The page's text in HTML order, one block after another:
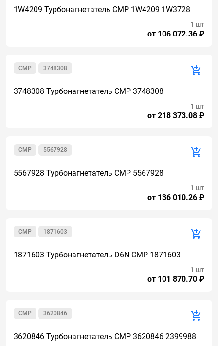
1W4209 Турбонагнетатель CMP 1W4209 1W3728
от 106 072.36 ₽
1 шт
3748308
CMР
3748308 Турбонагнетатель CMP 3748308
от 218 373.08 ₽
1 шт
5567928
CMР
5567928 Турбонагнетатель CMP 5567928
от 136 010.26 ₽
1 шт
1871603
CMР
1871603 Турбонагнетатель D6N CMP 1871603
от 101 870.70 ₽
1 шт
3620846
CMР
3620846 Турбонагнетатель CMP 3620846 2399988